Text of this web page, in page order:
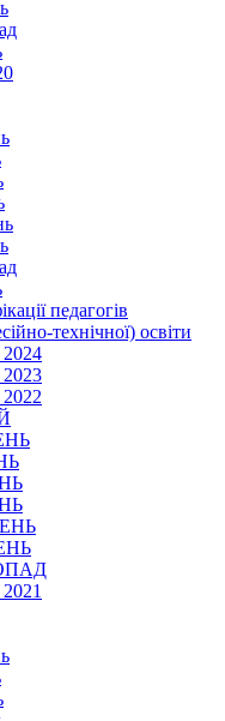
педагогів
технічної) освіти